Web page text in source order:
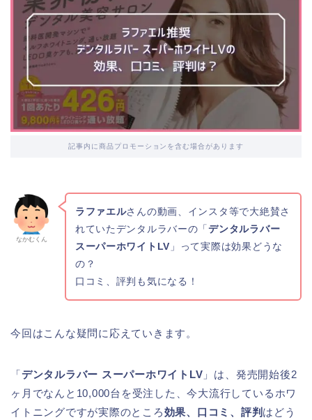
記事内に商品プロモーションを含む場合があります
なかむくん
ラファエルさんの動画、インスタ等で大絶賛さ
れていたデンタルラバーの「デンタルラバー
スーパーホワイトLV 」って実際は効果どうな
の？
口コミ、評判も気になる！
今回はこんな疑問に応えていきます。
「デンタルラバー スーパーホワイト LV 」は、発売開始後2
ヶ月でなんと10,000台を受注した、今大流行しているホワ
イトニングですが実際のところ効果、口コミ、評判 はどう